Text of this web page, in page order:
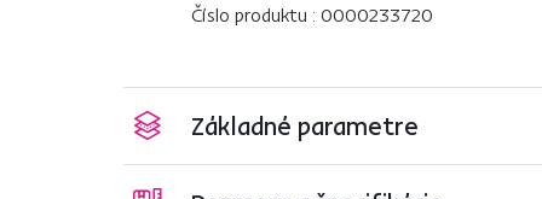
Číslo produktu : 0000233720
Základné parametre